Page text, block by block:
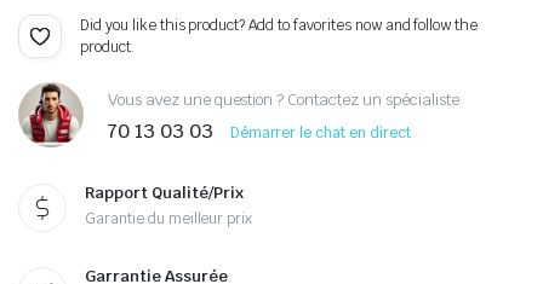
Did you like this product? Add to favorites now and follow the
product.
Vous avez une question ? Contactez un spécialiste
70 13 03 03 Démarrer le chat en direct
Rapport Qualité/Prix
Garantie du meilleur prix
Garrantie Assurée